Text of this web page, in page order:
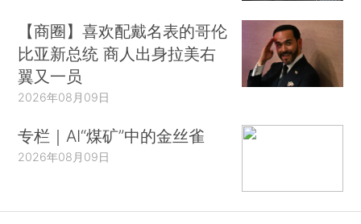
【商圈】喜欢配戴名表的哥伦
比亚新总统 商人出身拉美右
翼又一员
2026年08月09日
专栏｜AI“煤矿”中的金丝雀
2026年08月09日